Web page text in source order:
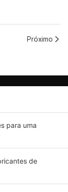
Próximo
para uma
de